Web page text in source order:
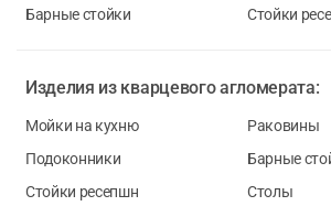
Барные стойки
Стойки
Изделия из кварцевого агломерата:
Мойки на кухню
Раковины
Подоконники
Барные
Стойки ресепшн
Столы